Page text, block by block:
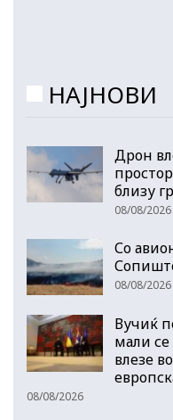
НАЈНОВИ
Дрон
близу
08/08/2026
Со
08/08/2026
Вучиќ
мали
влезе
08/08/2026